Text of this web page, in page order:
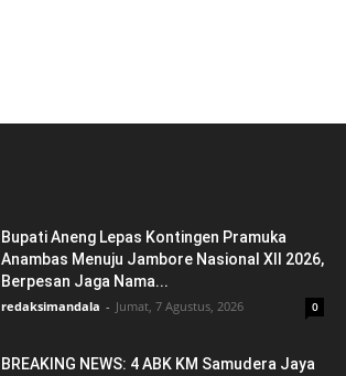
Bupati Aneng Lepas Kontingen Pramuka
Anambas Menuju Jambore Nasional XII 2026,
Berpesan Jaga Nama...
redaksimandala - Jumat, 7 Agustus, 2026 0
BREAKING NEWS: 4 ABK KM Samudera Jaya